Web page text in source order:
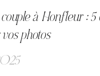
à Honfleur : 5
photos